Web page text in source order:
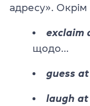
адресу». Окрім
exclaim
щодо…
guess at
laugh at